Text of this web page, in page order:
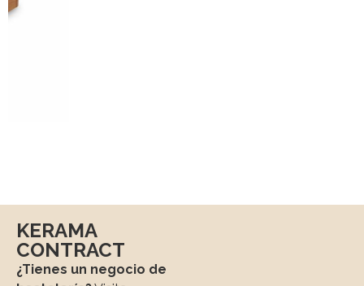
KERAMA
CONTRACT
¿Tienes un negocio de